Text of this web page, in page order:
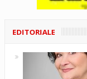
EDITORIALE